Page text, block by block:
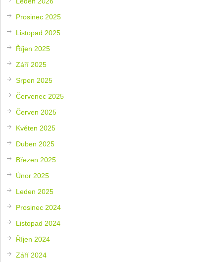
Prosinec 2025
Listopad 2025
Říjen 2025
Září 2025
Srpen 2025
Červenec 2025
Červen 2025
Květen 2025
Duben 2025
Březen 2025
Únor 2025
Leden 2025
Prosinec 2024
Listopad 2024
Říjen 2024
Září 2024